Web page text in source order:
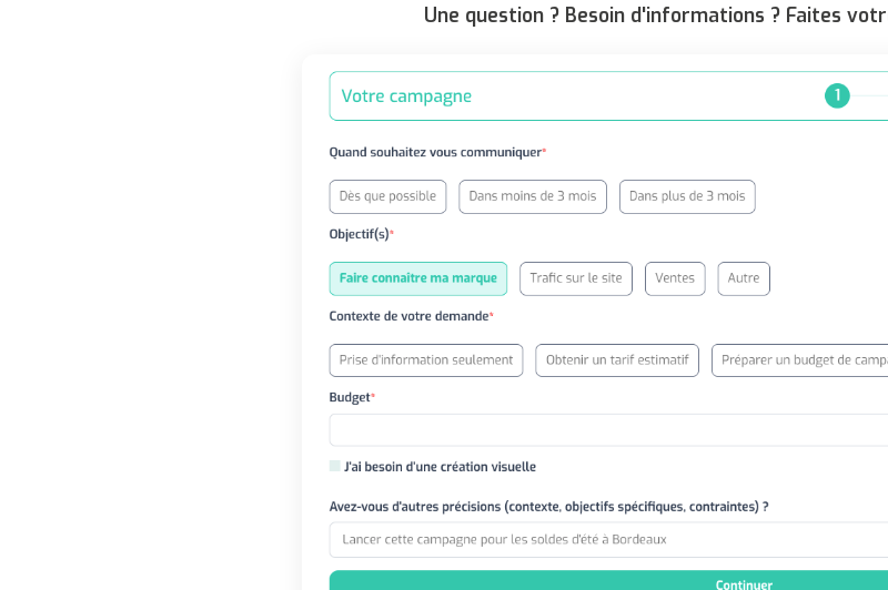
Une question ? Besoin d'informations ? Faites